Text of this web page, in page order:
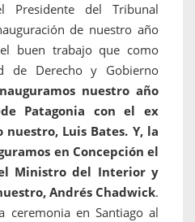
Presidente del Tribunal
de nuestro año
buen trabajo que como
de Derecho y Gobierno
nuestro año
Patagonia con el ex
Luis Bates. Y, la
en Concepción el
Ministro del Interior y
Andrés Chadwick.
ceremonia en Santiago al